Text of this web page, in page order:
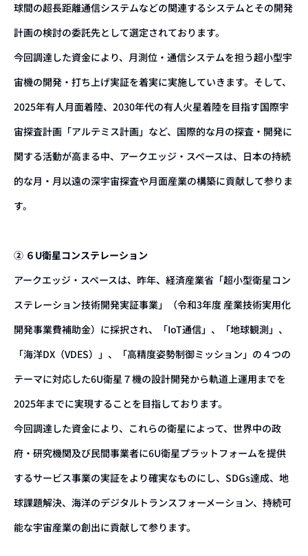
球間の超長距離通信システムなどの関連するシステムとその開発
計画の検討の委託先として選定されております。
今回調達した資金により、月測位・通信システムを担う超小型宇
宙機の開発・打ち上げ実証を着実に実施していきます。そして、
2025年有人月面着陸、2030年代の有人火星着陸を目指す国際宇
宙探査計画「アルテミス計画」など、国際的な月の探査・開発に
関する活動が高まる中、アークエッジ・スペースは、日本の持続
的な月・月以遠の深宇宙探査や月面産業の構築に貢献して参りま
す。
② ６U衛星コンステレーション
アークエッジ・スペースは、昨年、経済産業省「超小型衛星コン
ステレーション技術開発実証事業」（令和3年度 産業技術実用化
開発事業費補助金）に採択され、「IoT通信」、「地球観測」、
「海洋DX（VDES）」、「高精度姿勢制御ミッション」の４つの
テーマに対応した6U衛星７機の設計開発から軌道上運用までを
2025年までに実現することを目指しております。
今回調達した資金により、これらの衛星によって、世界中の政
府・研究機関及び民間事業者に6U衛星プラットフォームを提供
するサービス事業の実証をより確実なものにし、SDGs達成、地
球課題解決、海洋のデジタルトランスフォーメーション、持続可
能な宇宙産業の創出に貢献して参ります。